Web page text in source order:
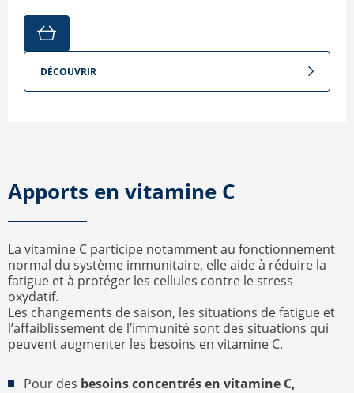
DÉCOUVRIR
Apports en vitamine C
La vitamine C participe notamment au fonctionnement
normal du système immunitaire, elle aide à réduire la
fatigue et à protéger les cellules contre le stress
oxydatif.
Les changements de saison, les situations de fatigue et
l’affaiblissement de l’immunité sont des situations qui
peuvent augmenter les besoins en vitamine C.
Pour des besoins concentrés en vitamine C,